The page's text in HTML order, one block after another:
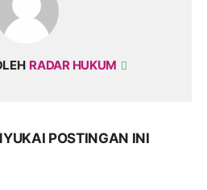
RADAR HUKUM
POSTINGAN INI